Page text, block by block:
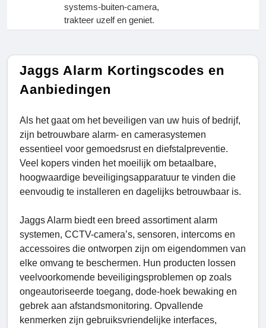
systems-buiten-camera,
trakteer uzelf en geniet.
Jaggs Alarm Kortingscodes en
Aanbiedingen
Als het gaat om het beveiligen van uw huis of bedrijf,
zijn betrouwbare alarm- en camerasystemen
essentieel voor gemoedsrust en diefstalpreventie.
Veel kopers vinden het moeilijk om betaalbare,
hoogwaardige beveiligingsapparatuur te vinden die
eenvoudig te installeren en dagelijks betrouwbaar is.
Jaggs Alarm biedt een breed assortiment alarm
systemen, CCTV-camera’s, sensoren, intercoms en
accessoires die ontworpen zijn om eigendommen van
elke omvang te beschermen. Hun producten lossen
veelvoorkomende beveiligingsproblemen op zoals
ongeautoriseerde toegang, dode-hoek bewaking en
gebrek aan afstandsmonitoring. Opvallende
kenmerken zijn gebruiksvriendelijke interfaces,